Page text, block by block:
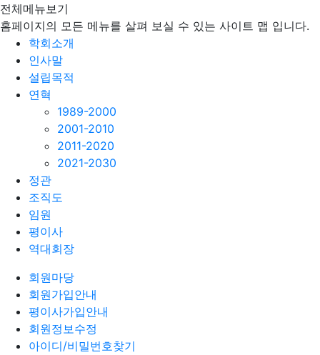
전체메뉴보기
홈페이지의 모든 메뉴를 살펴 보실 수 있는 사이트 맵 입니다.
학회소개
인사말
설립목적
연혁
1989-2000
2001-2010
2011-2020
2021-2030
정관
조직도
임원
평이사
역대회장
회원마당
회원가입안내
평이사가입안내
회원정보수정
아이디/비밀번호찾기